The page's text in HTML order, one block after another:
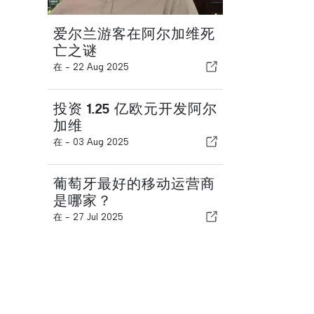
爱尔兰游客在阿尔加维死
亡之谜
在 - 22 Aug 2025
投资 1.25 亿欧元开发阿尔
加维
在 - 03 Aug 2025
葡萄牙最好的移动运营商
是哪家？
在 - 27 Jul 2025